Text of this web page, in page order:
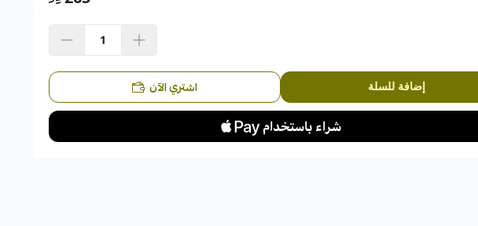
إضافة للسلة اشتري الآن